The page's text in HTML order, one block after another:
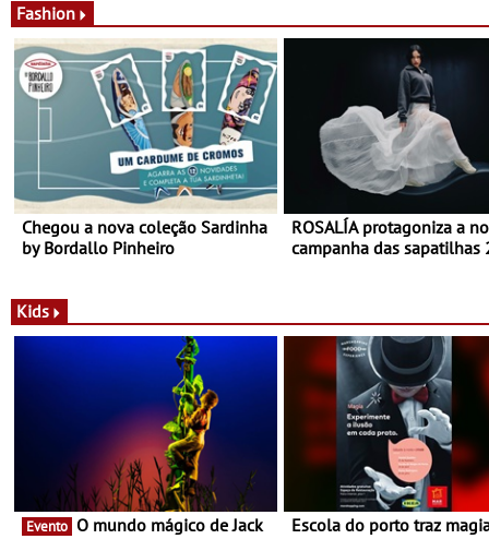
Fashion
Chegou a nova coleção Sardinha
by Bordallo Pinheiro
ROSALÍA protagoniza a
campanha das sapatilhas
Kids
Evento
Escola do porto traz